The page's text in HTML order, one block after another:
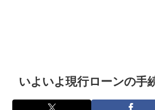
いよいよ現行ローンの手